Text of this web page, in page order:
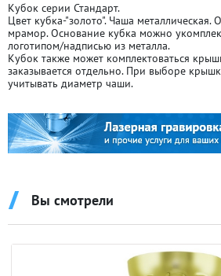
Кубок серии Стандарт.
Цвет кубка-"золото". Чаша металлическая.
мрамор. Основание кубка можно
логотипом/надписью из металла.
Кубок также может комплектоваться
заказывается отдельно. При выборе
учитывать диаметр чаши.
Вы смотрели